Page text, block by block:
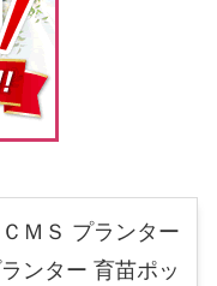
ＭＳ プランター
ンター 育苗ポッ